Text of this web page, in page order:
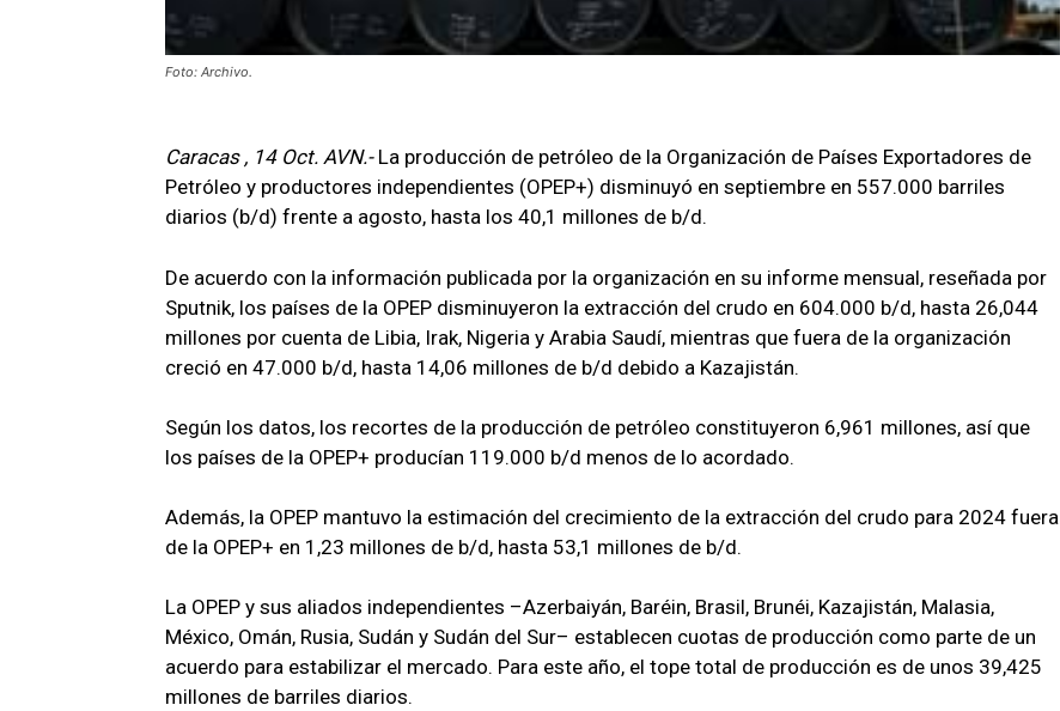
Foto: Archivo.
Caracas , 14 Oct. AVN.- La producción de petróleo de la Organización de Países Exportadores de
Petróleo y productores independientes (OPEP+) disminuyó en septiembre en 557.000 barriles
diarios (b/d) frente a agosto, hasta los 40,1 millones de b/d.
De acuerdo con la información publicada por la organización en su informe mensual, reseñada por
Sputnik, los países de la OPEP disminuyeron la extracción del crudo en 604.000 b/d, hasta 26,044
millones por cuenta de Libia, Irak, Nigeria y Arabia Saudí, mientras que fuera de la organización
creció en 47.000 b/d, hasta 14,06 millones de b/d debido a Kazajistán.
Según los datos, los recortes de la producción de petróleo constituyeron 6,961 millones, así que
los países de la OPEP+ producían 119.000 b/d menos de lo acordado.
Además, la OPEP mantuvo la estimación del crecimiento de la extracción del crudo para 2024 fuera
de la OPEP+ en 1,23 millones de b/d, hasta 53,1 millones de b/d.
La OPEP y sus aliados independientes –Azerbaiyán, Baréin, Brasil, Brunéi, Kazajistán, Malasia,
México, Omán, Rusia, Sudán y Sudán del Sur– establecen cuotas de producción como parte de un
acuerdo para estabilizar el mercado. Para este año, el tope total de producción es de unos 39,425
millones de barriles diarios.